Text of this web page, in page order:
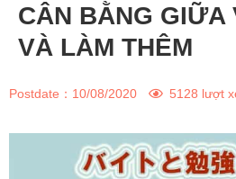
CÂN BẰNG GIỮA
VÀ LÀM THÊM
Postdate： 10/08/2020 5128 lượt